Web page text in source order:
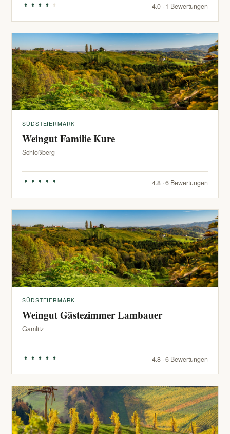
4.0 · 1 Bewertungen
SÜDSTEIERMARK
Weingut Familie Kure
Schloßberg
4.8 · 6 Bewertungen
SÜDSTEIERMARK
Weingut Gästezimmer Lambauer
Gamlitz
4.8 · 6 Bewertungen